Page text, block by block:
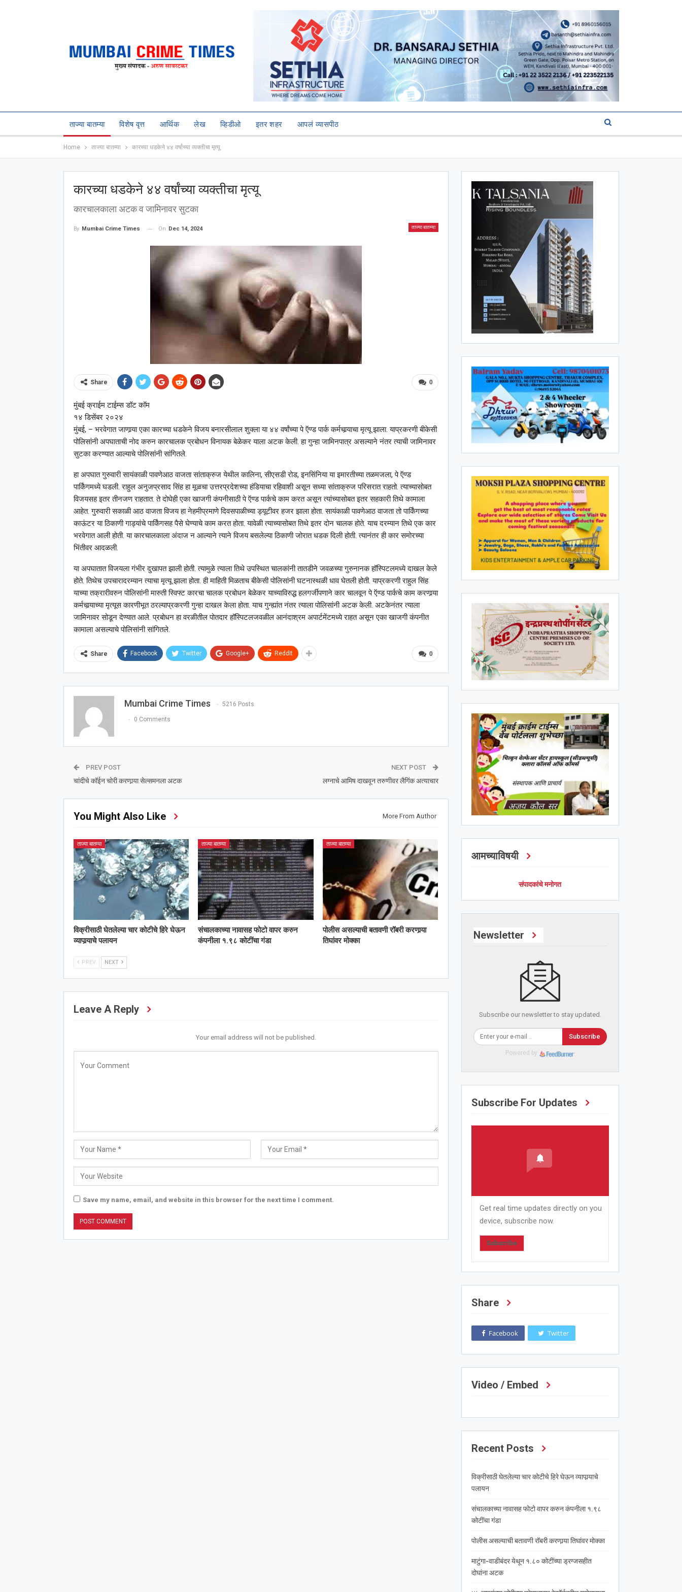
ताज्या बातम्या विशेष वृत्त आर्थिक लेख व्हिडीओ इतर शहर आपलं व्यासपीठ
Home ताज्या बातम्या कारच्या धडकेने ४४ वर्षांच्या व्यक्तीचा मृत्यू
कारच्या धडकेने ४४ वर्षांच्या व्यक्तीचा मृत्यू
कारचालकाला अटक व जामिनावर सुटका
ताज्या बातम्या
By Mumbai Crime Times On Dec 14, 2024
0
Share
मुंबई क्राईम टाईम्स डॉट कॉम
१४ डिसेंबर २०२४
मुंबई, – भरवेगात जाणार्‍या एका कारच्या धडकेने विजय बनारसीलाल शुक्ला या ४४ वर्षांच्या पे ऍण्ड पार्क कर्मचार्‍याचा मृत्यू झाला. याप्रकरणी बीकेसी
पोलिसांनी अपघाताची नोद करुन कारचालक प्रबोधन विनायक बेळेकर याला अटक केली. हा गुन्हा जामिनपात्र असल्याने नंतर त्याची जामिनावर
सुटका करण्यात आल्याचे पोलिसांनी सांगितले.
हा अपघात गुरुवारी सायंकाळी पावणेआठ वाजता सांताक्रुज येथील कालिना, सीएसडी रोड, इनसिंनिया या इमारतीच्या तळमजला, पे ऍण्ड
पार्किंगमध्ये घडली. राहुल अनुजप्रसाद सिंह हा मूळचा उत्तरप्रदेशच्या हंडियाचा रहिवाशी असून सध्या सांताक्रुज परिसरात राहतो. त्याच्यासोबत
विजयसह इतर तीनजण राहतात. ते दोघेही एका खाजगी कंपनीसाठी पे ऍण्ड पार्कचे काम करत असून त्यांच्यासोबत इतर सहकारी तिथे कामाला
आहेत. गुरुवारी सकाळी आठ वाजता विजय हा नेहमीप्रमाणे दिवसपाळीच्या ड्यूटीवर हजर झाला होता. सायंकाळी पावणेआठ वाजता तो पार्किंगच्या
काऊंटर या ठिकाणी गाड्यांचे पार्किंगसह पैसे घेण्याचे काम करत होता. यावेळी त्याच्यासोबत तिथे इतर दोन चालक होते. याच दरम्यान तिथे एक कार
भरवेगात आली होती. या कारचालकाला अंदाज न आल्याने त्याने विजय बसलेल्या ठिकाणी जोरात धडक दिली होती. त्यानंतर ही कार समोरच्या
भिंतीवर आदळली.
या अपघातात विजयला गंभीर दुखापत झाली होती. त्यामुळे त्याला तिथे उपस्थित चालकांनी तातडीने जवळच्या गुरुनानक हॉस्पिटलमध्ये दाखल केले
होते. तिथेच उपचारादरम्यान त्याचा मृत्यू झाला होता. ही माहिती मिळताच बीकेसी पोलिसांनी घटनास्थळी धाव घेतली होती. याप्रकरणी राहुल सिंह
याच्या तक्रारीवरुन पोलिसांनी मारुती स्विफ्ट कारचा चालक प्रबोधन बेळेकर याच्याविरुद्ध हलगर्जीपणाने कार चालवून पे ऍण्ड पार्कचे काम करणार्‍या
कर्मचार्‍याच्या मृत्यूस कारणीभूत ठरल्याप्रकरणी गुन्हा दाखल केला होता. याच गुन्ह्यांत नंतर त्याला पोलिसांनी अटक केली. अटकेनंतर त्याला
जामिनावर सोडून देण्यात आले. प्रबोधन हा वरळीतील पोतदार हॉस्पिटलजवळील आनंदाश्रम अपार्टमेंटमध्ये राहत असून एका खाजगी कंपनीत
कामाला असल्याचे पोलिसांनी सांगितले.
0
Share Facebook Twitter Google+ ReddIt
Mumbai Crime Times 5216 Posts
0 Comments
PREV POST
चांदीचे कॉईन चोरी करणार्‍या सेल्समनला अटक
NEXT POST
लग्नाचे आमिष दाखवून तरुणीवर लैगिंक अत्याचार
You Might Also Like More From Author
ताज्या बातम्या
विक्रीसाठी घेतलेल्या चार कोटीचे हिरे घेऊन
व्यापार्‍याचे पलायन
ताज्या बातम्या
संचालकाच्या नावासह फोटो वापर करुन
कंपनीला १.९८ कोटींचा गंडा
ताज्या बातम्या
पोलीस असल्याची बतावणी रॉबरी करणार्‍या
तिघांवर मोक्का
PREV NEXT
Leave A Reply
Your email address will not be published.
Save my name, email, and website in this browser for the next time I comment.
आमच्याविषयी
संपादकांचे मनोगत
Newsletter
Subscribe our newsletter to stay updated.
Subscribe
Powered by
Subscribe For Updates
Get real time updates directly on you
device, subscribe now.
Subscribe
Share
Facebook Twitter
Video / Embed
Recent Posts
विक्रीसाठी घेतलेल्या चार कोटीचे हिरे घेऊन व्यापार्‍याचे
पलायन
संचालकाच्या नावासह फोटो वापर करुन कंपनीला १.९८
कोटींचा गंडा
पोलीस असल्याची बतावणी रॉबरी करणार्‍या तिघांवर मोक्का
माटुंगा-वाडीबंदर येथून १.८० कोटींच्या ड्रग्जसहीत
दोघांना अटक